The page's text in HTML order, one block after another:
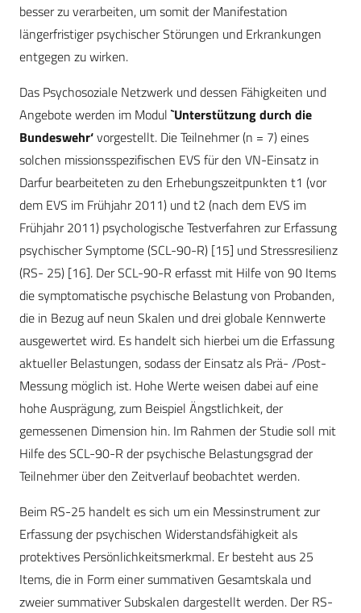
besser zu verarbeiten, um somit der Manifestation
längerfristiger psychischer Störungen und Erkrankungen
entgegen zu wirken.
Das Psychosoziale Netzwerk und dessen Fähigkeiten und
Angebote werden im Modul`Unterstützung durch die
Bundeswehr‘vorgestellt. Die Teilnehmer (n = 7) eines
solchen missionsspezifischen EVS für den VN-Einsatz in
Darfur bearbeiteten zu den Erhebungszeitpunkten t1 (vor
dem EVS im Frühjahr 2011) und t2 (nach dem EVS im
Frühjahr 2011) psychologische Testverfahren zur Erfassung
psychischer Symptome (SCL-90-R) [15] und Stressresilienz
(RS- 25) [16]. Der SCL-90-R erfasst mit Hilfe von 90 Items
die symptomatische psychische Belastung von Probanden,
die in Bezug auf neun Skalen und drei globale Kennwerte
ausgewertet wird. Es handelt sich hierbei um die Erfassung
aktueller Belastungen, sodass der Einsatz als Prä- /Post-
Messung möglich ist. Hohe Werte weisen dabei auf eine
hohe Ausprägung, zum Beispiel Ängstlichkeit, der
gemessenen Dimension hin. Im Rahmen der Studie soll mit
Hilfe des SCL-90-R der psychische Belastungsgrad der
Teilnehmer über den Zeitverlauf beobachtet werden.
Beim RS-25 handelt es sich um ein Messinstrument zur
Erfassung der psychischen Widerstandsfähigkeit als
protektives Persönlichkeitsmerkmal. Er besteht aus 25
Items, die in Form einer summativen Gesamtskala und
zweier summativer Subskalen dargestellt werden. Der RS-